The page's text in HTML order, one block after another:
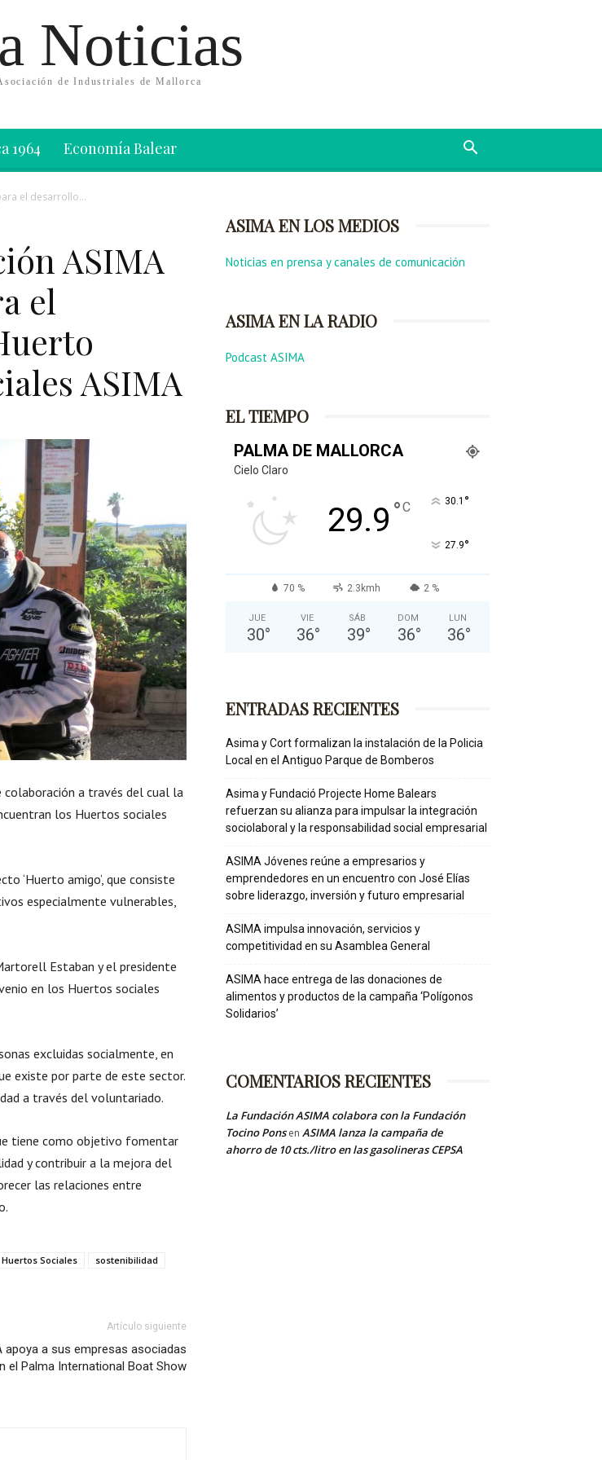
Noticias
de Industriales de Mallorca
1964 Economía Balear
el desarrollo...
ASIMA
el
ASIMA
colaboración a través del cual la
los Huertos sociales
‘Huerto amigo’, que consiste
especialmente vulnerables,
Estaban y el presidente
en los Huertos sociales
excluidas socialmente, en
existe por parte de este sector.
a través del voluntariado.
tiene como objetivo fomentar
y contribuir a la mejora del
las relaciones entre
Huertos Sociales sostenibilidad
Artículo siguiente
apoya a sus empresas asociadas
el Palma International Boat Show
ASIMA EN LOS MEDIOS
Noticias en prensa y canales de comunicación
ASIMA EN LA RADIO
Podcast ASIMA
EL TIEMPO
PALMA DE MALLORCA
Cielo Claro
29.9 °C 30.1 °
27.9°
70 % 2.3kmh 2 %
JUE
30°
VIE
36°
SÁB
39°
DOM
36°
LUN
36°
ENTRADAS RECIENTES
Asima y Cort formalizan la instalación de la Policia
Local en el Antiguo Parque de Bomberos
Asima y Fundació Projecte Home Balears
refuerzan su alianza para impulsar la integración
sociolaboral y la responsabilidad social empresarial
ASIMA Jóvenes reúne a empresarios y
emprendedores en un encuentro con José Elías
sobre liderazgo, inversión y futuro empresarial
ASIMA impulsa innovación, servicios y
competitividad en su Asamblea General
ASIMA hace entrega de las donaciones de
alimentos y productos de la campaña ‘Polígonos
Solidarios’
COMENTARIOS RECIENTES
La Fundación ASIMA colabora con la Fundación
Tocino Ponsen ASIMA lanza la campaña de
ahorro de 10 cts./litro en las gasolineras CEPSA